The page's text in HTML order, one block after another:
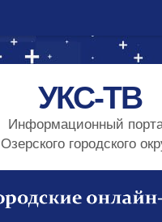
УКС-ТВ
Информационный
Озерского городского